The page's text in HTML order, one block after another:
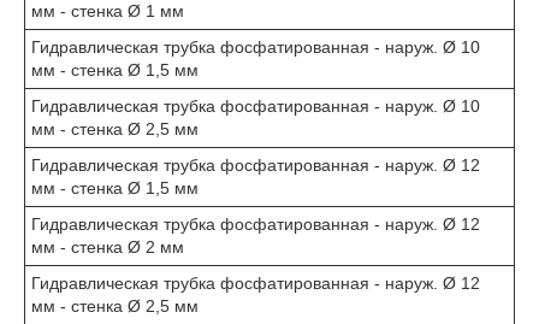
мм - стенка Ø 1 мм
Гидравлическая трубка фосфатированная - наруж. Ø 10
мм - стенка Ø 1,5 мм
Гидравлическая трубка фосфатированная - наруж. Ø 10
мм - стенка Ø 2,5 мм
Гидравлическая трубка фосфатированная - наруж. Ø 12
мм - стенка Ø 1,5 мм
Гидравлическая трубка фосфатированная - наруж. Ø 12
мм - стенка Ø 2 мм
Гидравлическая трубка фосфатированная - наруж. Ø 12
мм - стенка Ø 2,5 мм